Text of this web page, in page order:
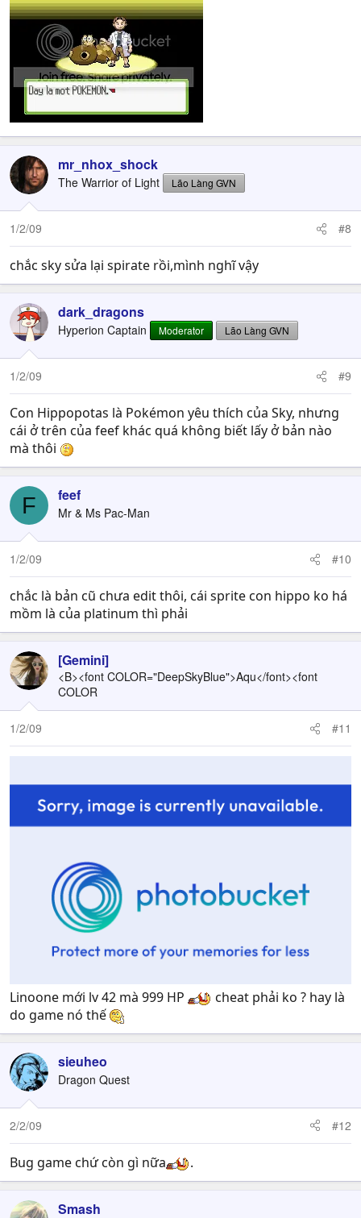
mr_nhox_shock
The Warrior of Light Lão Làng GVN
1/2/09 #8
chắc sky sửa lại spirate rồi,mình nghĩ vậy
dark_dragons
Hyperion Captain Moderator Lão Làng GVN
1/2/09 #9
Con Hippopotas là Pokémon yêu thích của Sky, nhưng
cái ở trên của feef khác quá không biết lấy ở bản nào
mà thôi
F feef
Mr & Ms Pac-Man
1/2/09 #10
chắc là bản cũ chưa edit thôi, cái sprite con hippo ko há
mồm là của platinum thì phải
[Gemini]
<B><font COLOR="DeepSkyBlue">Aqu</font><font
COLOR
1/2/09 #11
Linoone mới lv 42 mà 999 HP
cheat phải ko ? hay là
do game nó thế
sieuheo
Dragon Quest
2/2/09 #12
Bug game chứ còn gì nữa .
Smash